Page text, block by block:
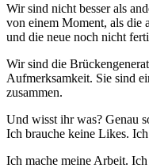
Wir sind nicht besser als
von einem Moment, als die
und die neue noch nicht
Wir sind die
Aufmerksamkeit. Sie sind
zusammen.
Und wisst ihr was? Genau
Ich brauche keine Likes.
Ich mache meine Arbeit.